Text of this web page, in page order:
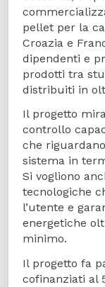
pellet per la
Croazia e
dipendenti e
prodotti tra
distribuiti in
Il progetto
controllo
che
sistema in
Si vogliono
tecnologiche
l’utente e
energetiche
minimo.
Il progetto fa
cofinanziati al